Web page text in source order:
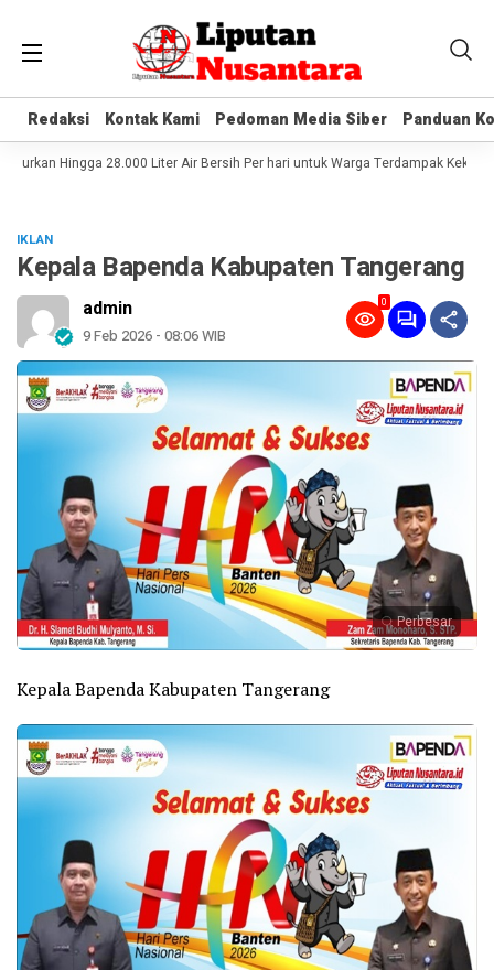
Redaksi Kontak Kami Pedoman Media Siber Panduan
Redaksi Kontak Kami Pedoman Media Siber Panduan
Hingga 28.000 Liter Air Bersih Per hari untuk Warga Terdampak
IKLAN
Kepala Bapenda Kabupaten Tangerang
admin
9 Feb 2026 - 08:06 WIB
0
Perbesar
Kepala Bapenda Kabupaten Tangerang